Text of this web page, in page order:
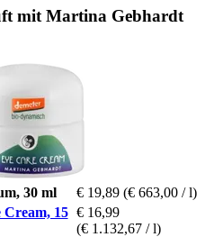
mit Martina Gebhardt
30 ml € 19,89 (€ 663,00 / l)
15 € 16,99
(€ 1.132,67 / l)